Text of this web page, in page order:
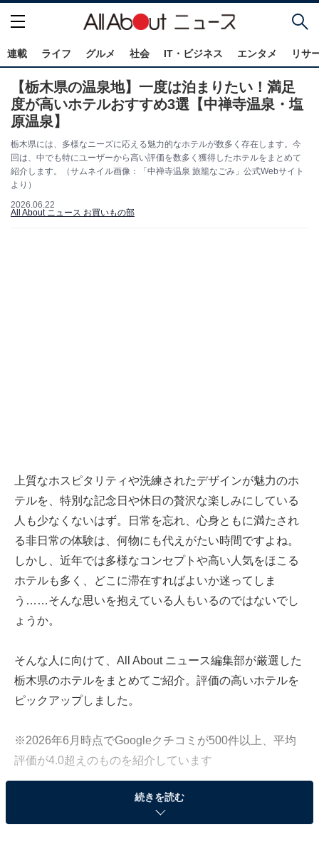
連載 ライフ グルメ 社会 IT・ビジネス エンタメ リサ
【栃木県の温泉地】一度は泊まりたい！満足
度が高いホテルおすすめ3選【中禅寺温泉・塩
原温泉】
栃木県には、多様なニーズに応える魅力的なホテルが数多く存在します。今
回は、中でも特にユーザーから高い評価を数多く獲得したホテルをまとめて
紹介します。（サムネイル画像：「中禅寺温泉 旅籠なごみ」公式Webサイト
より）
2026.06.22
All About ニュース お買いもの部
上質なホスピタリティや洗練されたデザインが魅力のホ
テルを、特別な記念日や休日の贅沢な楽しみにしている
人も少なくないはず。日常を忘れ、心身ともに満たされ
る非日常の体験は、何物にも代えがたい時間ですよね。
しかし、近年では多様なコンセプトや高い人気をほこる
ホテルも多く、どこに滞在すればよいか迷ってしま
う……そんな思いを抱えている人もいるのではないでし
ょうか。
そんな人に向けて、All About ニュース編集部が厳選した
栃木県のホテルをまとめてご紹介。評価の高いホテルを
ピックアップしました。
※2026年6月時点でGoogleクチコミが500件以上、平均
評価が4.0超えのものを紹介しています
この記事の執筆者： All About ニュース お買
いもの部
続きを読む